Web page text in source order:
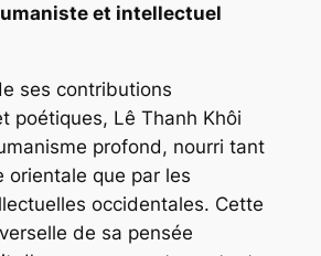
et intellectuel
ses contributions
poétiques, Lê Thanh Khôi
profond, nourri tant
orientale que par les
occidentales. Cette
de sa pensée